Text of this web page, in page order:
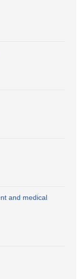
and medical